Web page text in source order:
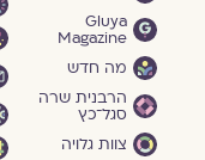
Gluya
Magazine
מה חדש
הרבנית שרה
סגל־כץ
צוות גלויה